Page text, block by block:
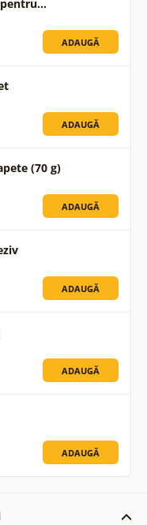
pentru…
ADAUGĂ
ADAUGĂ
(70 g)
ADAUGĂ
ADAUGĂ
ADAUGĂ
ADAUGĂ